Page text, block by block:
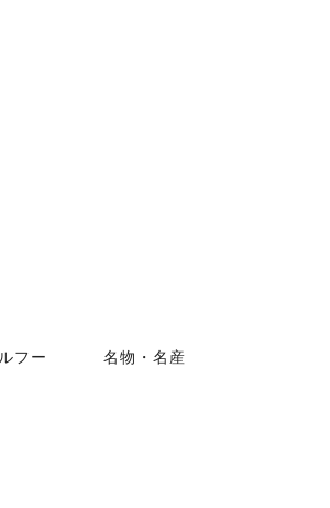
フー
名物・名産